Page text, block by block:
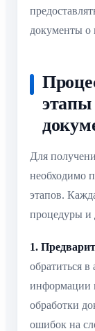
документы о
этапы
Для
необходимо
этапов.
процедуры и
1.
обратиться
информации
обработки
ошибок на